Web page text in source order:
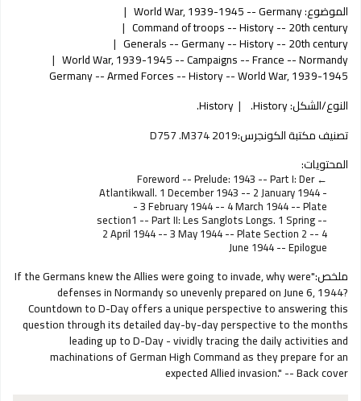
الموضوع:World War, 1939-1945 -- Germany
Command of troops -- History -- 20th century
Generals -- Germany -- History -- 20th century
World War, 1939-1945 -- Campaigns -- France -- Normandy
Germany -- Armed Forces -- History -- World War, 1939-1945
النوع/الشكل:History.
History.
تصنيف مكتبة الكونجرس:D757 .M374 2019
المحتويات:
Foreword -- Prelude: 1943 -- Part I: Der
Atlantikwall. 1 December 1943 -- 2 January 1944 -
- 3 February 1944 -- 4 March 1944 -- Plate
section1 -- Part II: Les Sanglots Longs. 1 Spring --
2 April 1944 -- 3 May 1944 -- Plate Section 2 -- 4
June 1944 -- Epilogue
ملخص: "If the Germans knew the Allies were going to invade, why were
defenses in Normandy so unevenly prepared on June 6, 1944?
Countdown to D-Day offers a unique perspective to answering this
question through its detailed day-by-day perspective to the months
leading up to D-Day - vividly tracing the daily activities and
machinations of German High Command as they prepare for an
expected Allied invasion." -- Back cover